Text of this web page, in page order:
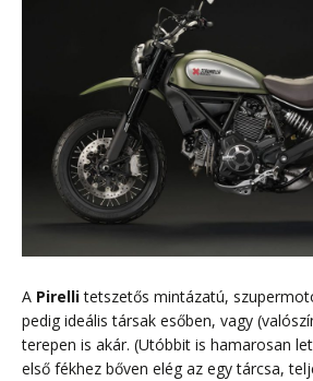
A Pirellitetszetős mintázatú,
pedig ideális társak esőben, vagy
terepen is akár. (Utóbbit is hamarosan
első fékhez bőven elég az egy tárcsa,